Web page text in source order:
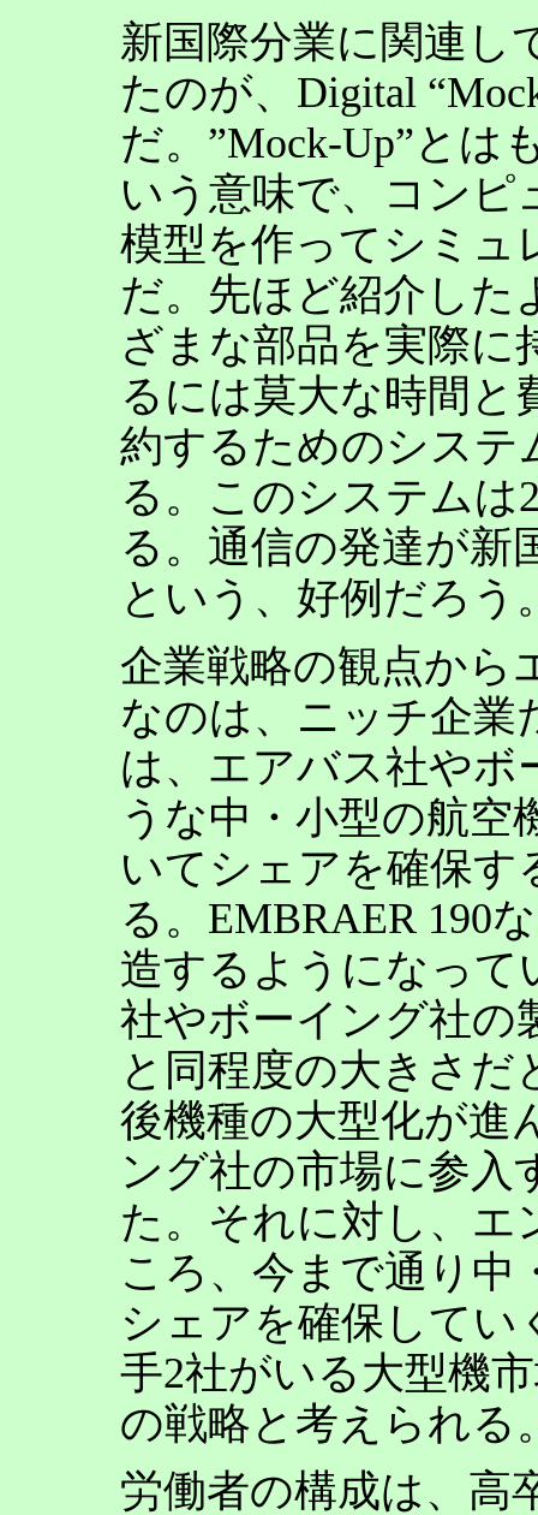
新国際分業に関連し
たのが、Digital
だ。”Mock-Up”とは
いう意味で、コンピ
模型を作ってシミュ
だ。先ほど紹介した
ざまな部品を実際に
るには莫大な時間と
約するためのシステ
る。このシステムは
る。通信の発達が新
という、好例だろう
企業戦略の観点から
なのは、ニッチ企業
は、エアバス社やボ
うな中・小型の航空
いてシェアを確保
る。EMBRAER 190
造するようになっ
社やボーイング社の
と同程度の大きさ
後機種の大型化が進
ング社の市場に参入
た。それに対し、エ
ころ、今まで通り中
シェアを確保してい
手2社がいる大型機
の戦略と考えられる
労働者の構成は、高